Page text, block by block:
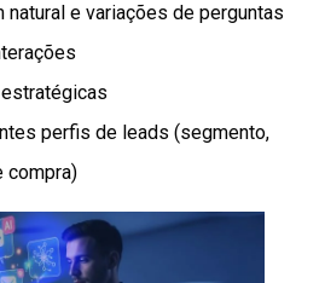
natural e variações de perguntas
perfis de leads (segmento,
compra)